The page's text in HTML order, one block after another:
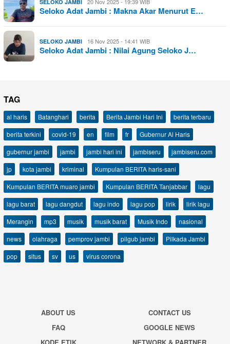
SELOKO JAMBI 20 Nov 2025 - 19:39 WIB
Seloko Adat Jambi : Makna Akar Menurut E…
SELOKO JAMBI 16 Nov 2025 - 14:41 WIB
Seloko Adat Jambi : Nilai Agung Seloko J…
TAG
al haris Batanghari berita Berita Jambi Hari Ini
berita terbaru
berita terkini
covid-19 en film fr
Gubernur Al Haris
gubernur jambi
jambi jambi hari ini jambiseru
jambiseru.com
jp
kota jambi kriminal
Kumpulan BERITA haris-sani
Kumpulan BERITA muaro jambi
Kumpulan BERITA Tanjabbar
lagu
lagu barat
lagu dangdut lagu indo lagu pop lirik
lirik lagu
Merangin
mp3 musik musik barat Musik Indo
nasional
news
olahraga pemprov jambi pilgub jambi
Pilkada Jambi
pop
situs sv us virus corona
ABOUT US
CONTACT US
FAQ
GOOGLE NEWS